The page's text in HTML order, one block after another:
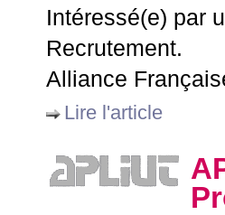
Intéressé(e) par
Recrutement.
Alliance
Lire l'article